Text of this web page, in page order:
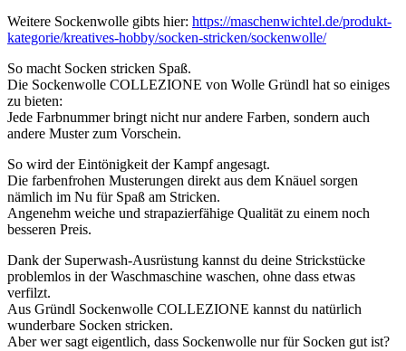
Weitere Sockenwolle gibts hier: https://maschenwichtel.de/produkt-
kategorie/kreatives-hobby/socken-stricken/sockenwolle/
So macht Socken stricken Spaß.
Die Sockenwolle COLLEZIONE von Wolle Gründl hat so einiges
zu bieten:
Jede Farbnummer bringt nicht nur andere Farben, sondern auch
andere Muster zum Vorschein.
So wird der Eintönigkeit der Kampf angesagt.
Die farbenfrohen Musterungen direkt aus dem Knäuel sorgen
nämlich im Nu für Spaß am Stricken.
Angenehm weiche und strapazierfähige Qualität zu einem noch
besseren Preis.
Dank der Superwash-Ausrüstung kannst du deine Strickstücke
problemlos in der Waschmaschine waschen, ohne dass etwas
verfilzt.
Aus Gründl Sockenwolle COLLEZIONE kannst du natürlich
wunderbare Socken stricken.
Aber wer sagt eigentlich, dass Sockenwolle nur für Socken gut ist?